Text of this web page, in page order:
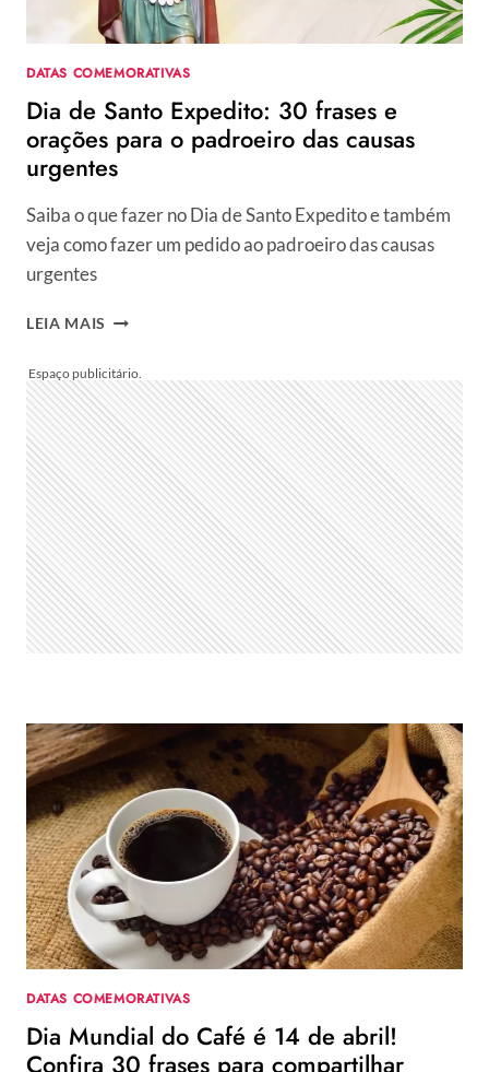
NO
FERIADO
DATAS COMEMORATIVAS
Dia de Santo Expedito: 30 frases e
orações para o padroeiro das causas
urgentes
Saiba o que fazer no Dia de Santo Expedito e também
veja como fazer um pedido ao padroeiro das causas
urgentes
LEIA MAIS DIA
EXPEDITO:
30
FRASES
E
ORAÇÕES
PARA
O
PADROEIRO
DAS
CAUSAS
URGENTES
DATAS COMEMORATIVAS
Dia Mundial do Café é 14 de abril!
Confira 30 frases para compartilhar